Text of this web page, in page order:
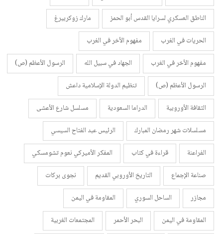
الناطق العسكري لسرايا القدس أبو الحمز
مارك زوكربيرغ
الحريات في الغرب
مفهوم الأخر في الغرب
مفهوم الأخر في الغرب
الجهاد في سبيل الله
الرسول الأعظم (ص)
الرسول الأعظم (ص)
تنظيم الدولة الإسلامية داعش
الثقافة الأوروبية
الدراما السعودية
مسلسل شارع الأعشى
مسلسلات شهر رمضان المبارك
الرئيس عبد الفتاح السيسي
الفراعنة
قراءة في كتاب
المفكر الأميركي نعوم تشومسكي
صناعة الإجماع
التاريخ الأوروبي القديم
نجوى بركات
مجازر
الساحل السوري
المقاومة في اليمن
المقاومة في اليمن
البحر الأحمر
المجتمعات الغربية